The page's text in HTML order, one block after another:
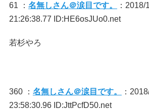
61 ： 名無しさん＠涙目です。
：
21:26:38.77 ID:HE6osJUo0.net
若杉やろ
360 ： 名無しさん＠涙目です。
：
23:58:30.96 ID:JttPcfD50.net